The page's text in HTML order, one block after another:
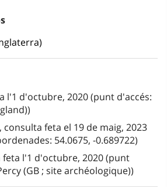
l'1 d'octubre, 2020 (punt d'accés:
consulta feta el 19 de maig, 2023
54.0675, -0.689722)
feta l'1 d'octubre, 2020 (punt
(GB ; site archéologique))